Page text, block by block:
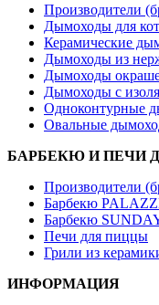
Производители
Дымоходы для
Керамические
Дымоходы из
Дымоходы
Дымоходы с
Одноконтурные
Овальные
БАРБЕКЮ И ПЕЧИ
Производители
Барбекю
Барбекю
Печи для пиццы
Грили из
ИНФОРМАЦИЯ